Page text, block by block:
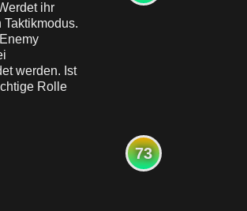
ihr
werden. Ist
Rolle
73